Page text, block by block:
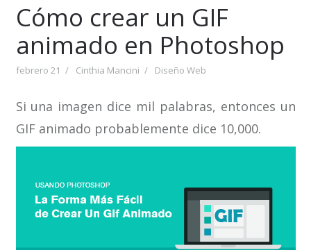
Cómo crear un GIF
animado en Photoshop
febrero 21 Cinthia Mancini Diseño Web
Si una imagen dice mil palabras, entonces un
GIF animado probablemente dice 10,000.